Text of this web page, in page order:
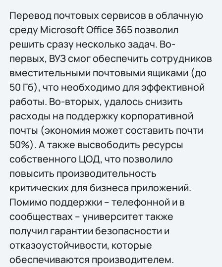
Перевод почтовых сервисов в облачную
среду Microsoft Office 365 позволил
решить сразу несколько задач. Во-
первых, ВУЗ смог обеспечить сотрудников
вместительными почтовыми ящиками (до
50 Гб), что необходимо для эффективной
работы. Во-вторых, удалось снизить
расходы на поддержку корпоративной
почты (экономия может составить почти
50%). А также высвободить ресурсы
собственного ЦОД, что позволило
повысить производительность
критических для бизнеса приложений.
Помимо поддержки – телефонной и в
сообществах – университет также
получил гарантии безопасности и
отказоустойчивости, которые
обеспечиваются производителем.